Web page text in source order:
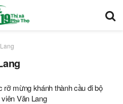
rỡ mừng khánh thành cầu đi bộ
Văn Lang